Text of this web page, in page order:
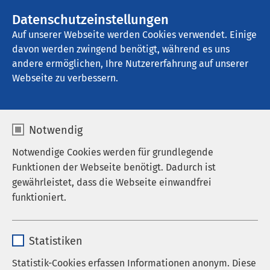
Datenschutzeinstellungen
Auf unserer Webseite werden Cookies verwendet. Einige
davon werden zwingend benötigt, während es uns
andere ermöglichen, Ihre Nutzererfahrung auf unserer
Webseite zu verbessern.
Notwendig
Notwendige Cookies werden für grundlegende
Funktionen der Webseite benötigt. Dadurch ist
gewährleistet, dass die Webseite einwandfrei
funktioniert.
Anbieter sgalinski
Statistiken
Statistik-Cookies erfassen Informationen anonym. Diese
AMEOS Pflege Haldensleben
Nachrichten
Datum von: Datum bis: